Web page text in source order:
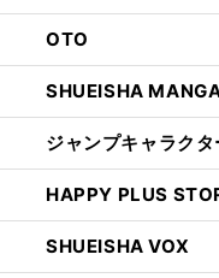
OTO
SHUEISHA
ジャンプキャラク
HAPPY PLUS
SHUEISHA VOX